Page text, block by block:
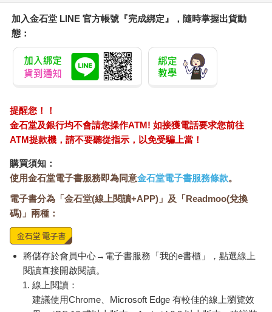
加入金石堂 LINE 官方帳號『完成綁定』，隨時掌握出貨動
態：
提醒您！！
金石堂及銀行均不會請您操作ATM! 如接獲電話要求您前往
ATM提款機，請不要聽從指示，以免受騙上當！
購買須知：
使用金石堂電子書服務即為同意金石堂電子書服務條款。
電子書分為「金石堂(線上閱讀+APP)」及「Readmoo(兌換
碼)」兩種：
將儲存於會員中心→電子書服務「我的e書櫃」，點選線上
閱讀直接開啟閱讀。
線上閱讀：
建議使用Chrome、Microsoft Edge 有較佳的線上瀏覽效